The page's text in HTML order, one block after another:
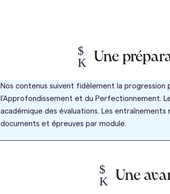
Une
$
K
Nos contenus suivent fidèlement la progression
l’Approfondissement et du Perfectionnement.
académique des évaluations. Les
documents et épreuves par module.
Une
$
K